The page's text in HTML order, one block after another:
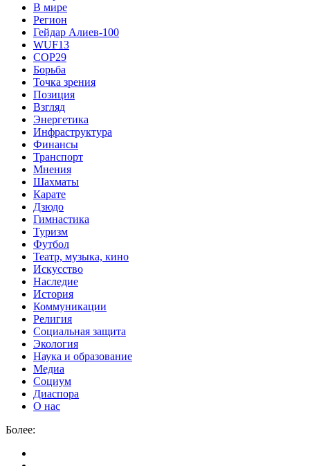
В мире
Регион
Гейдар Алиев-100
WUF13
COP29
Борьба
Точка зрения
Позиция
Взгляд
Энергетика
Инфраструктура
Финансы
Транспорт
Мнения
Шахматы
Карате
Дзюдо
Гимнастика
Туризм
Футбол
Театр, музыка, кино
Искусство
Наследие
История
Коммуникации
Религия
Социальная защита
Экология
Наука и образование
Медиа
Социум
Диаспора
О нас
Более: